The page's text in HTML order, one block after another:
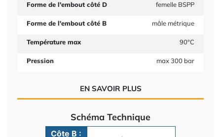
Forme de l'embout côté D femelle BSPP
Forme de l'embout côté B mâle métrique
Température max 90°C
Pression max 300 bar
EN SAVOIR PLUS
Schéma Technique
Côte B :